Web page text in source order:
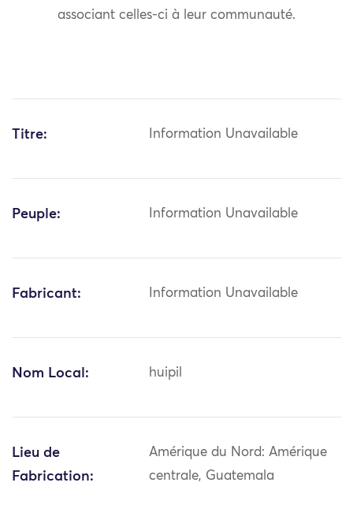
associant celles-ci à leur communauté.
Titre: Information Unavailable
Peuple: Information Unavailable
Fabricant: Information Unavailable
Nom Local: huipil
Lieu de
Fabrication:
Amérique du Nord: Amérique
centrale, Guatemala